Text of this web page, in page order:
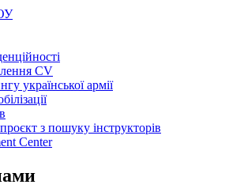
CV
української армії
з пошуку інструкторів
Center